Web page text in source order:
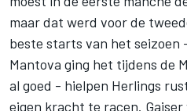
maar dat werd voor de
beste starts van het seizoen
Mantova ging het tijdens de
al goed - hielpen Herlings
eigen kracht te racen.